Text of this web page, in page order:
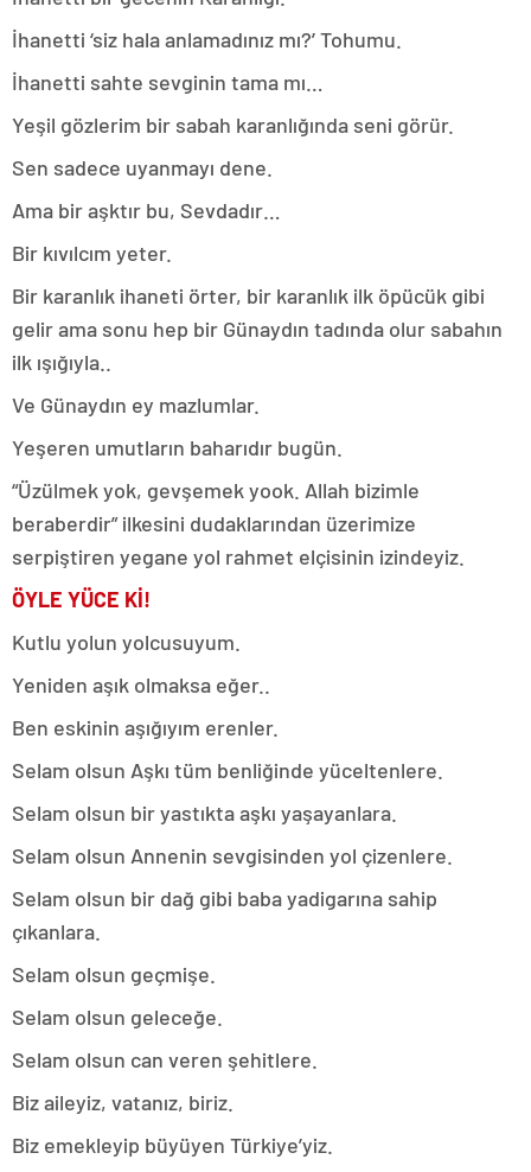
İhanetti ‘siz hala anlamadınız mı?’ Tohumu.
İhanetti sahte sevginin tama mı…
Yeşil gözlerim bir sabah karanlığında seni görür.
Sen sadece uyanmayı dene.
Ama bir aşktır bu, Sevdadır…
Bir kıvılcım yeter.
Bir karanlık ihaneti örter, bir karanlık ilk öpücük gibi
gelir ama sonu hep bir Günaydın tadında olur sabahın
ilk ışığıyla..
Ve Günaydın ey mazlumlar.
Yeşeren umutların baharıdır bugün.
“Üzülmek yok, gevşemek yook. Allah bizimle
beraberdir” ilkesini dudaklarından üzerimize
serpiştiren yegane yol rahmet elçisinin izindeyiz.
ÖYLE YÜCE Kİ!
Kutlu yolun yolcusuyum.
Yeniden aşık olmaksa eğer..
Ben eskinin aşığıyım erenler.
Selam olsun Aşkı tüm benliğinde yüceltenlere.
Selam olsun bir yastıkta aşkı yaşayanlara.
Selam olsun Annenin sevgisinden yol çizenlere.
Selam olsun bir dağ gibi baba yadigarına sahip
çıkanlara.
Selam olsun geçmişe.
Selam olsun geleceğe.
Selam olsun can veren şehitlere.
Biz aileyiz, vatanız, biriz.
Biz emekleyip büyüyen Türkiye’yiz.